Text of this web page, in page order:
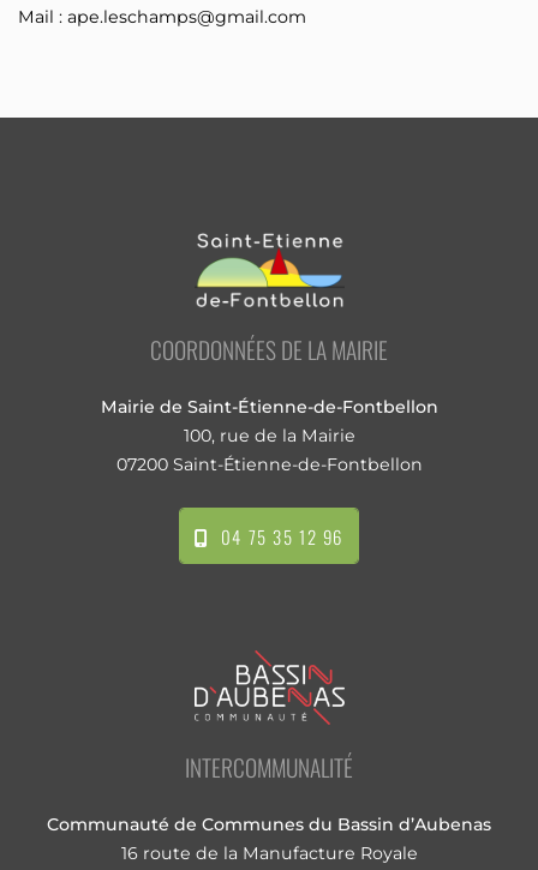
Mail : ape.leschamps@gmail.com
COORDONNÉES DE LA MAIRIE
Mairie de Saint-Étienne-de-Fontbellon
100, rue de la Mairie
07200 Saint-Étienne-de-Fontbellon
04 75 35 12 96
INTERCOMMUNALITÉ
Communauté de Communes du Bassin d’Aubenas
16 route de la Manufacture Royale